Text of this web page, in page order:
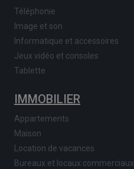
Téléphonie
Image et son
Informatique et accessoires
Jeux vidéo et consoles
Tablette
IMMOBILIER
Appartements
Maison
Location de vacances
Bureaux et locaux commerciaux